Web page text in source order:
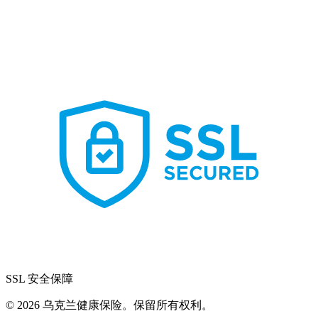
SSL 安全保障
© 2026 乌克兰健康保险。保留所有权利。